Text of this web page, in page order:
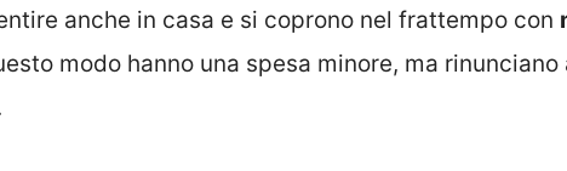
anche in casa e si coprono nel frattempo con
modo hanno una spesa minore, ma rinunciano